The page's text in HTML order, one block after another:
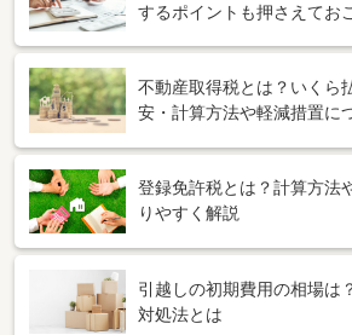
するポイントも押さえてお
不動産取得税とは？いくら
安・計算方法や軽減措置に
登録免許税とは？計算方法
りやすく解説
引越しの初期費用の相場は
対処法とは